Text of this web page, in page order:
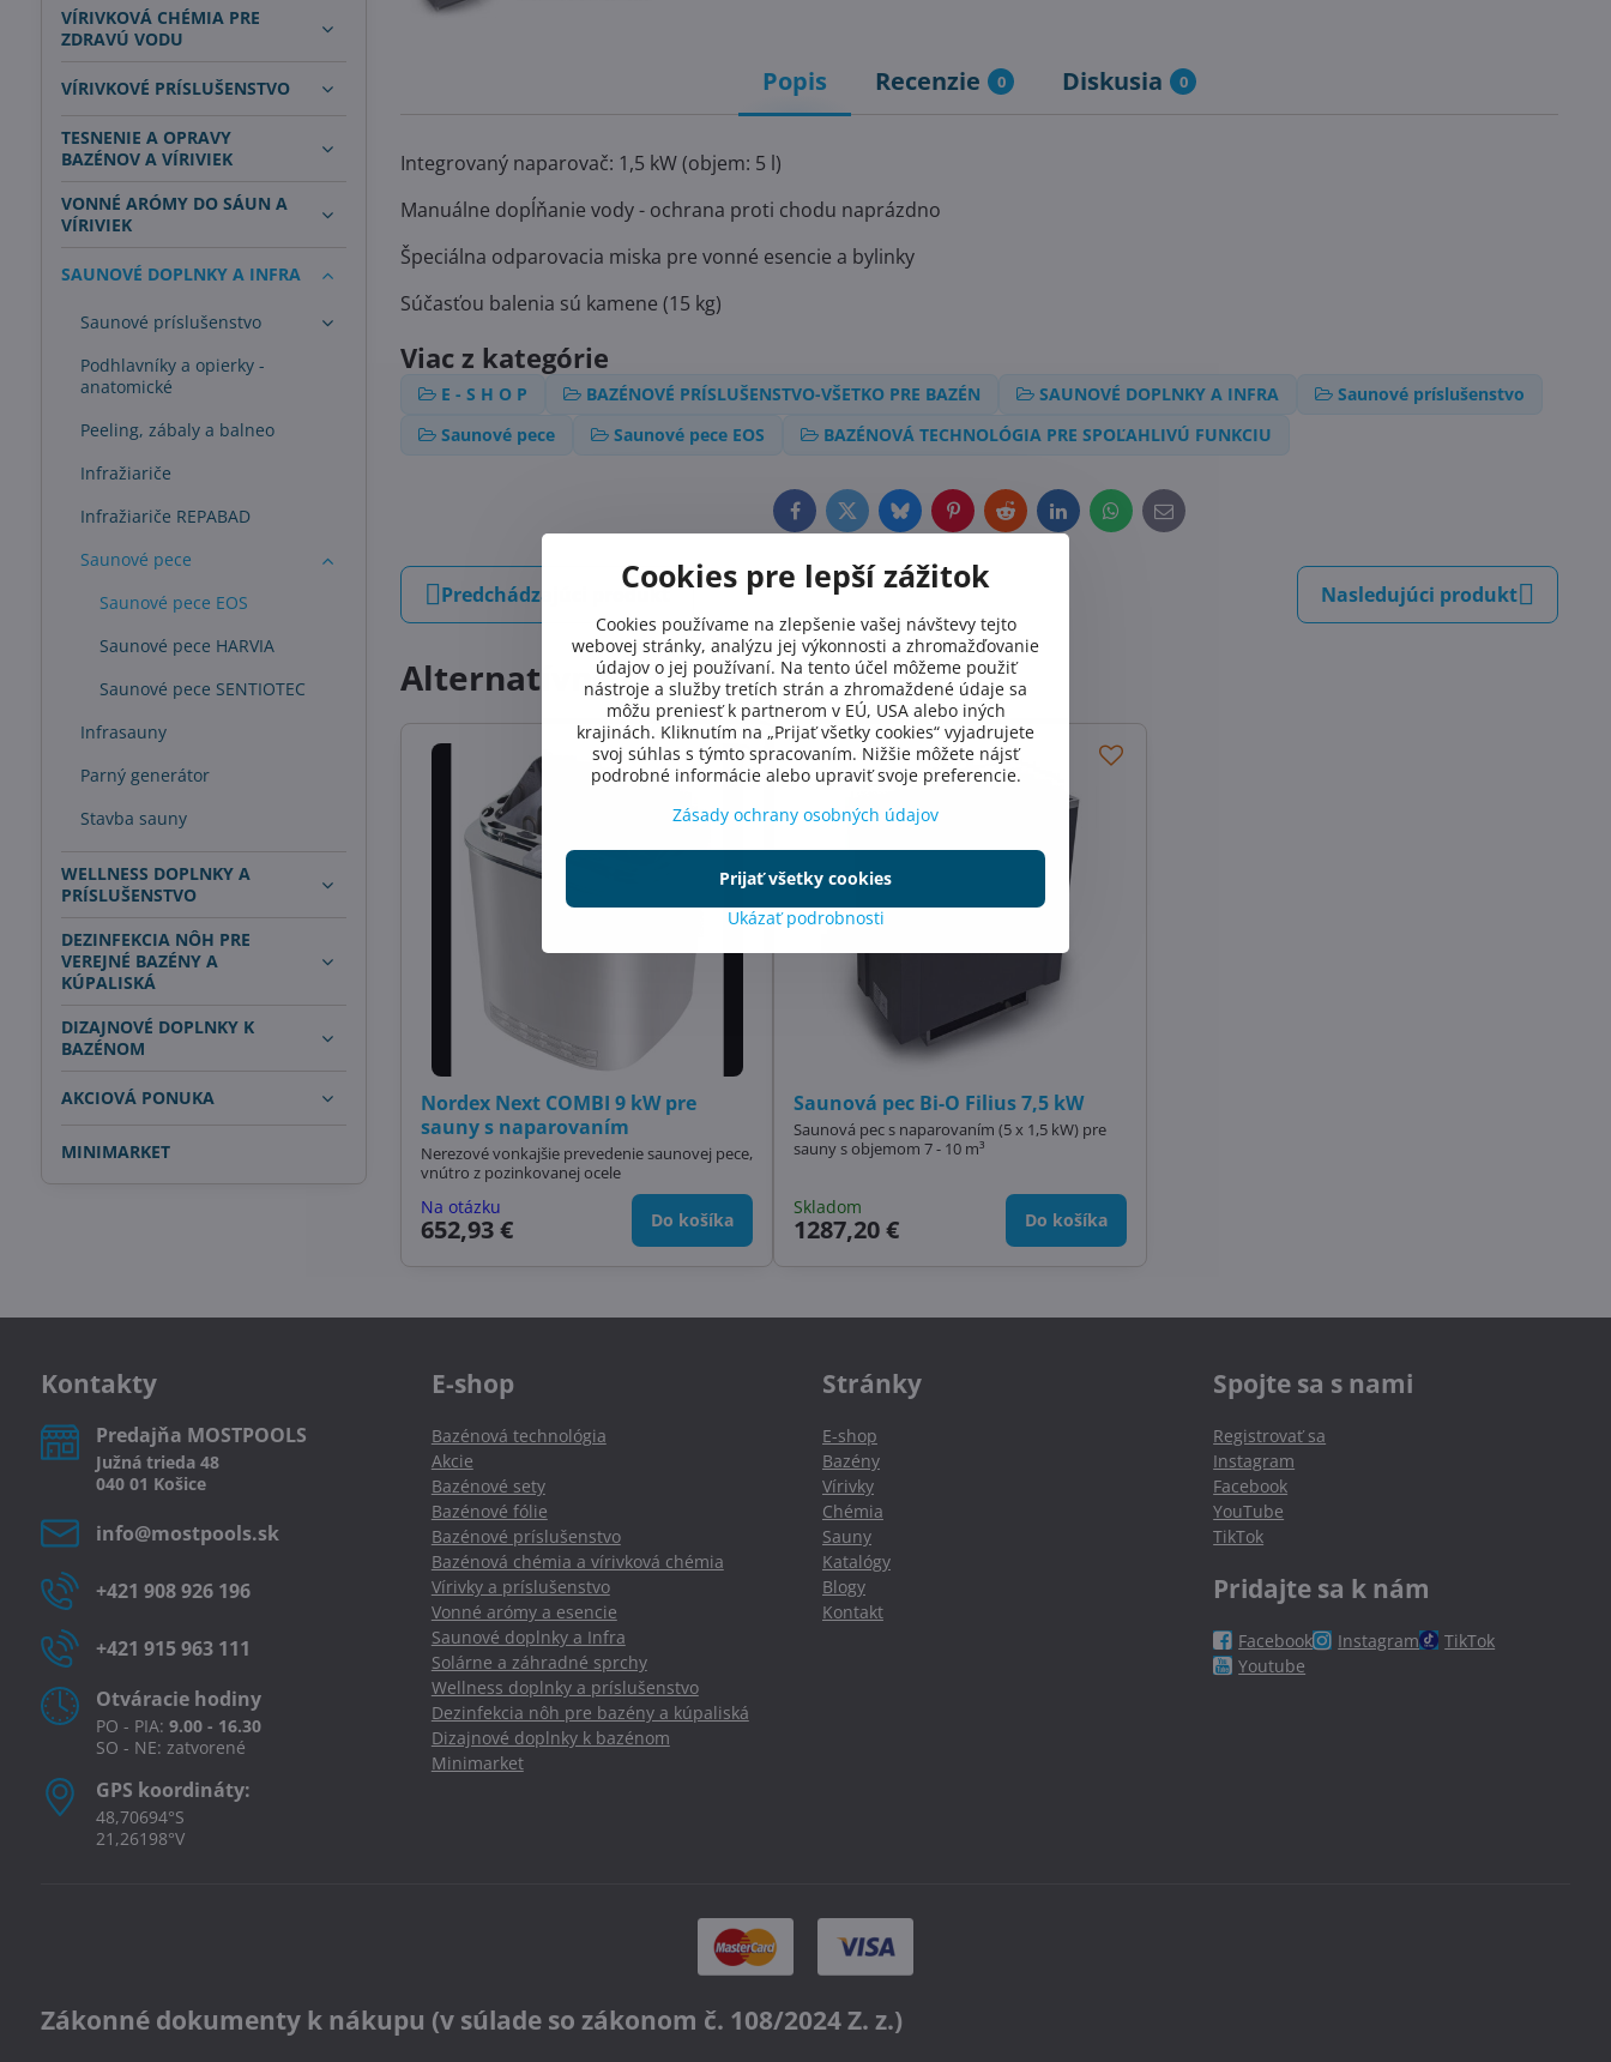
Popis Recenzie 0 Diskusia 0
Integrovaný naparovač: 1,5 kW (objem: 5 l)
Manuálne dopĺňanie vody - ochrana proti chodu naprázdno
Špeciálna odparovacia miska pre vonné esencie a bylinky
Súčasťou balenia sú kamene (15 kg)
Viac z kategórie
E - S H O P BAZÉNOVÉ PRÍSLUŠENSTVO-VŠETKO PRE BAZÉN SAUNOVÉ DOPLNKY A INFRA
Saunové príslušenstvo
Saunové pece
Saunové pece EOS BAZÉNOVÁ TECHNOLÓGIA PRE SPOĽAHLIVÚ FUNKCIU
FacebookTwitterBlueskyPinterestRedditLinkedInWhatsApp
E-
mail
Predchádzajúci produkt Nasledujúci produkt
Alternatívne produkty
Nordex Next COMBI 9 kW pre
sauny s naparovaním
Nerezové vonkajšie prevedenie saunovej pece,
vnútro z pozinkovanej ocele
Na otázku
652,93 € Do košíka
Saunová pec Bi-O Filius 7,5 kW
Saunová pec s naparovaním (5 x 1,5 kW) pre
sauny s objemom 7 - 10 m³
Skladom
1287,20 € Do košíka
VÍRIVKOVÁ CHÉMIA PRE
ZDRAVÚ VODU
VÍRIVKOVÉ PRÍSLUŠENSTVO
TESNENIE A OPRAVY
BAZÉNOV A VÍRIVIEK
VONNÉ ARÓMY DO SÁUN A
VÍRIVIEK
SAUNOVÉ DOPLNKY A INFRA
Saunové príslušenstvo
Podhlavníky a opierky -
anatomické
Peeling, zábaly a balneo
Infražiariče
Infražiariče REPABAD
Saunové pece
Saunové pece EOS
Saunové pece HARVIA
Saunové pece SENTIOTEC
Infrasauny
Parný generátor
Stavba sauny
WELLNESS DOPLNKY A
PRÍSLUŠENSTVO
DEZINFEKCIA NÔH PRE
VEREJNÉ BAZÉNY A
KÚPALISKÁ
DIZAJNOVÉ DOPLNKY K
BAZÉNOM
AKCIOVÁ PONUKA
MINIMARKET
Kontakty
Predajňa MOSTPOOLS
Južná trieda 48
040 01 Košice
info​@mostpools​.sk
+421 908 926 196
+421 915 963 111
Otváracie hodiny
PO - PIA: 9.00 - 16.30
SO - NE: zatvorené
GPS koordináty:
48,70694°S
21,26198°V
E-shop
Bazénová technológia
Akcie
Bazénové sety
Bazénové fólie
Bazénové príslušenstvo
Bazénová chémia a vírivková chémia
Vírivky a príslušenstvo
Vonné arómy a esencie
Saunové doplnky a Infra
Solárne a záhradné sprchy
Wellness doplnky a príslušenstvo
Dezinfekcia nôh pre bazény a kúpaliská
Dizajnové doplnky k bazénom
Minimarket
Stránky
E-shop
Bazény
Vírivky
Chémia
Sauny
Katalógy
Blogy
Kontakt
Spojte sa s nami
Registrovať sa
Instagram
Facebook
YouTube
TikTok
Pridajte sa k nám
Facebook Instagram
TikTok
Youtube
Zákonné dokumenty k nákupu (v súlade so zákonom č. 108/2024 Z. z.)
Cookies pre lepší zážitok
Cookies používame na zlepšenie vašej návštevy tejto
webovej stránky, analýzu jej výkonnosti a zhromažďovanie
údajov o jej používaní. Na tento účel môžeme použiť
nástroje a služby tretích strán a zhromaždené údaje sa
môžu preniesť k partnerom v EÚ, USA alebo iných
krajinách. Kliknutím na „Prijať všetky cookies“ vyjadrujete
svoj súhlas s týmto spracovaním. Nižšie môžete nájsť
podrobné informácie alebo upraviť svoje preferencie.
Zásady ochrany osobných údajov
Ukázať podrobnosti
Prijať všetky cookies